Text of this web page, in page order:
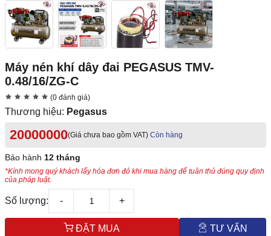
Máy nén khí dây đai PEGASUS TMV-
0.48/16/ZG-C
(0 đánh giá)
Thương hiệu: Pegasus
20000000(Giá chưa bao gồm VAT) Còn hàng
Bảo hành 12 tháng
*Kính mong quý khách lấy hóa đơn đỏ khi mua hàng để tuân thủ đúng quy định
của pháp luật.
Số lượng: - +
ĐẶT MUA TƯ VẤN